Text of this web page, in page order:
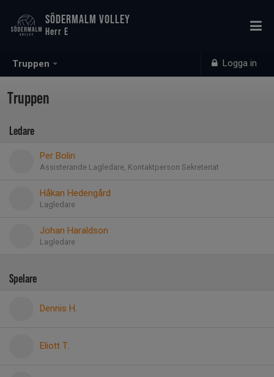
Truppen Logga in
SÖDERMALM VOLLEY
Herr E
Truppen
Ledare
Per Bolin
Assisterande Lagledare, Kontaktperson Sekreteriat
Håkan Hedengård
Lagledare
Johan Haraldson
Lagledare
Spelare
Dennis H.
Eliott T.